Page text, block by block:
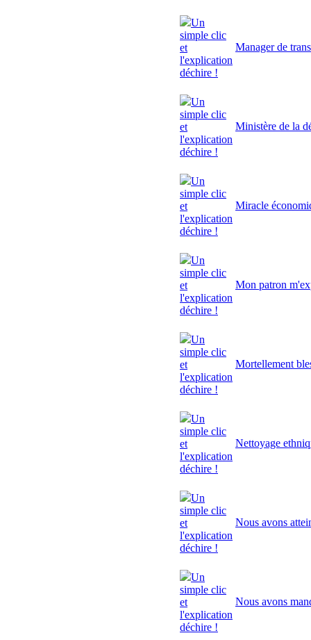
Un
simple clic
et
l'explication
déchire !
Manager de
Un
simple clic
et
l'explication
déchire !
Ministère de la
Un
simple clic
et
l'explication
déchire !
Miracle
Un
simple clic
et
l'explication
déchire !
Mon patron
Un
simple clic
et
l'explication
déchire !
Mortellement
Un
simple clic
et
l'explication
déchire !
Nettoyage
Un
simple clic
et
l'explication
déchire !
Nous avons
Un
simple clic
et
l'explication
déchire !
Nous avons